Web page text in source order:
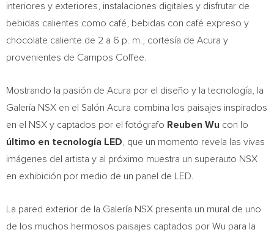
interiores y exteriores, instalaciones digitales y disfrutar de
bebidas calientes como café, bebidas con café expreso y
chocolate caliente de 2 a 6 p. m., cortesía de Acura y
provenientes de Campos Coffee
Mostrando la pasión de Acura por el diseño y la tecnología, la
Galería NSX en el Salón Acura combina los paisajes inspirados
en el NSX y captados por el fotógrafo Reuben Wu con lo
último en tecnología LED , que un momento revela las vivas
imágenes del artista y al próximo muestra un superauto NSX
en exhibición por medio de un panel de LED.
La pared exterior de la Galería NSX presenta un mural de uno
de los muchos hermosos paisajes captados por Wu para la